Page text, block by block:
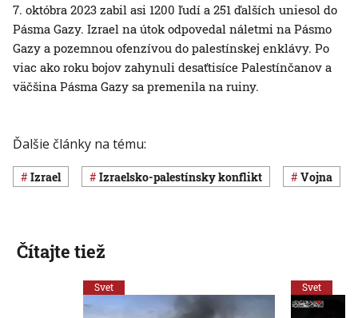
7. októbra 2023 zabil asi 1200 ľudí a 251 ďalších uniesol do
Pásma Gazy. Izrael na útok odpovedal náletmi na Pásmo
Gazy a pozemnou ofenzívou do palestínskej enklávy. Po
viac ako roku bojov zahynuli desaťtisíce Palestínčanov a
väčšina Pásma Gazy sa premenila na ruiny.
Ďalšie články na tému:
Izrael izraelsko-palestínsky konflikt vojna
Čítajte tiež
Svet Svet